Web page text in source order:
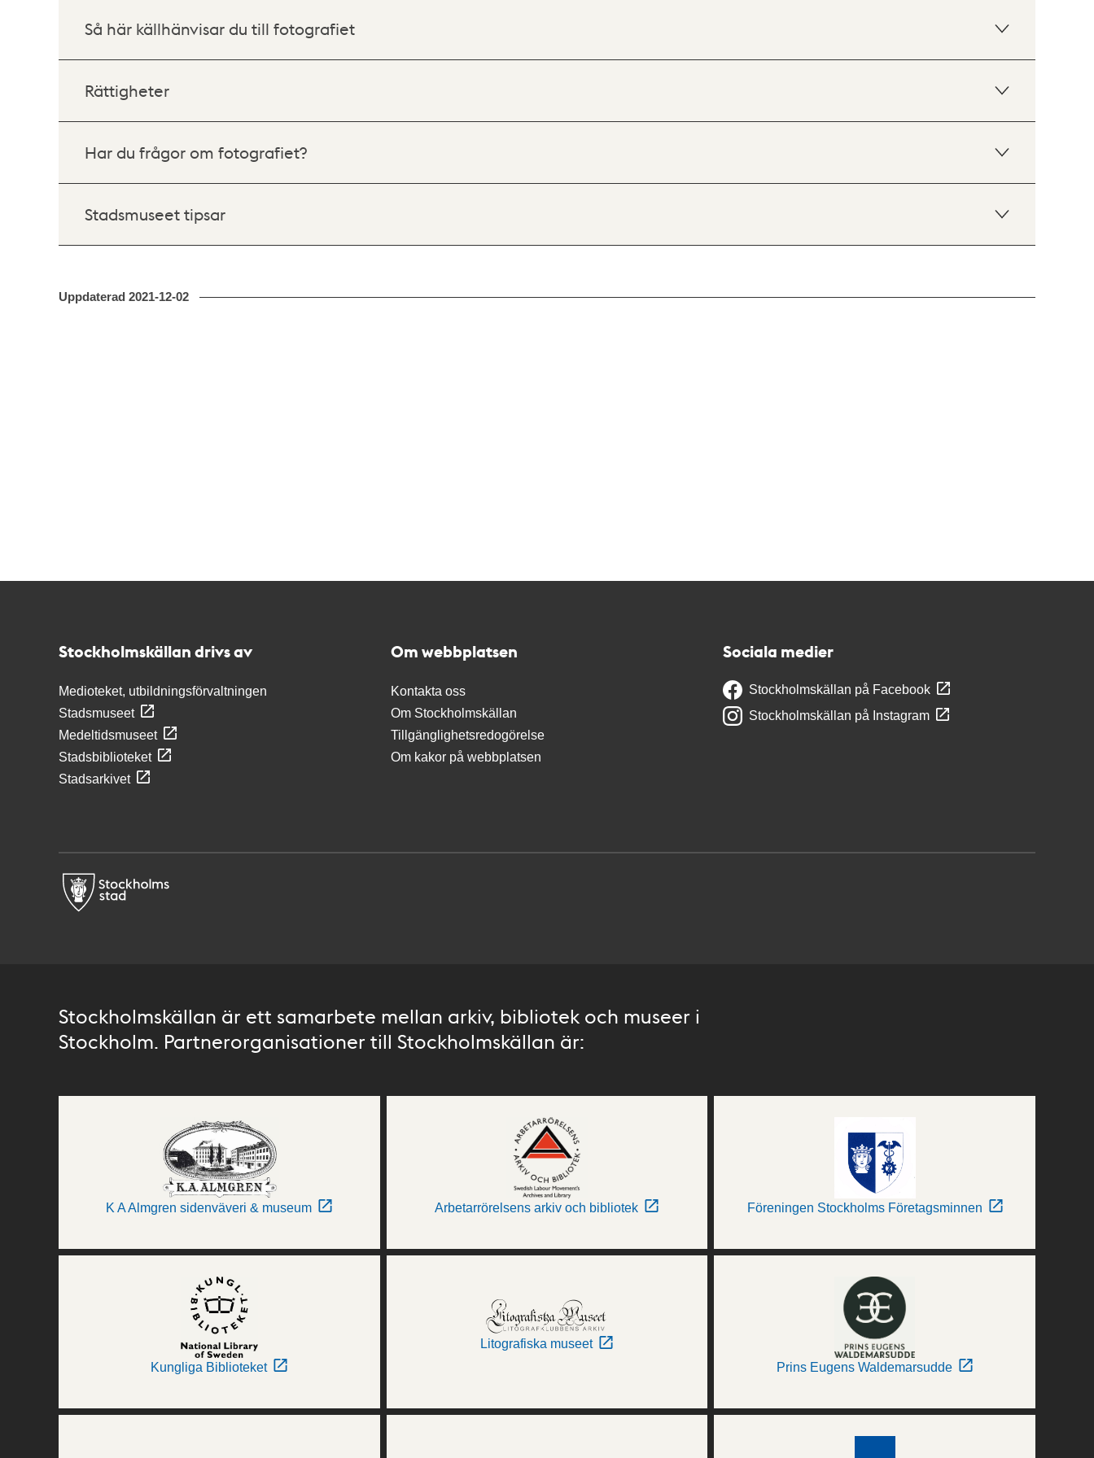
Så här källhänvisar du till fotografiet
Rättigheter
Har du frågor om fotografiet?
Stadsmuseet tipsar
Uppdaterad 2021-12-02
Stockholmskällan drivs av
Medioteket, utbildningsförvaltningen
Stadsmuseet
Medeltidsmuseet
Stadsbiblioteket
Stadsarkivet
Om webbplatsen
Kontakta oss
Om Stockholmskällan
Tillgänglighetsredogörelse
Om kakor på webbplatsen
Sociala medier
Stockholmskällan på Facebook
Stockholmskällan på Instagram
Stockholmskällan är ett samarbete mellan arkiv, bibliotek och museer i
Stockholm. Partnerorganisationer till Stockholmskällan är:
K A Almgren sidenväveri & museum Arbetarrörelsens arkiv och bibliotek Föreningen Stockholms Företagsminnen
Kungliga Biblioteket
Litografiska museet
Prins Eugens Waldemarsudde